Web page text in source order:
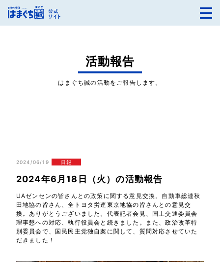
活動報告
はまぐち誠の活動をご報告します。
2024/06/19 日報
2024年6月18日（火）の活動報告
UAゼンセンの皆さんとの政策に関する意見交換。自動車総連秋
田地協の皆さん、全トヨタ労連東京地協の皆さんとの意見交
換。ありがとうございました。代表記者会見、国土交通委員会
理事懇への対応、執行役員会と続きました。また、政治改革特
別委員会で、国民民主党独自案に関して、質問対応させていた
だきました！